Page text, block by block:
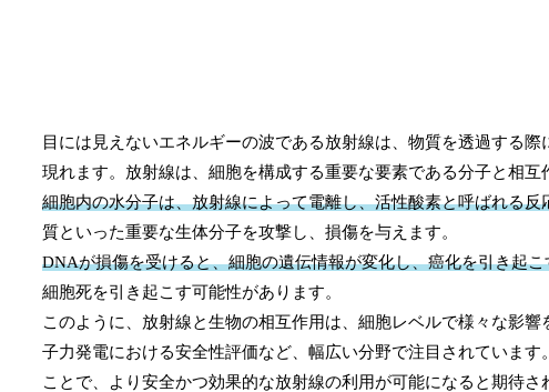
目には見えないエネルギーの波である放射線は、物質を透過する
現れます。放射線は、細胞を構成する重要な要素である分子と相
細胞内の水分子は、放射線によって電離し、活性酸素と呼ばれる
質といった重要な生体分子を攻撃し、損傷を与えます。
DNAが損傷を受けると、細胞の遺伝情報が変化し、癌化を引き起
細胞死を引き起こす可能性があります。
このように、放射線と生物の相互作用は、細胞レベルで様々な影
子力発電における安全性評価など、幅広い分野で注目されていま
ことで、より安全かつ効果的な放射線の利用が可能になると期待さ